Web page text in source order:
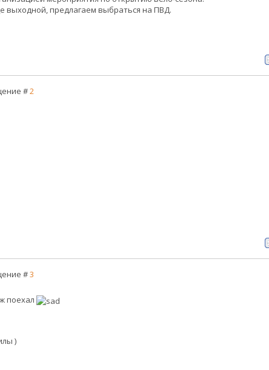
выходной, предлагаем выбраться на ПВД.
#2
#3
поехал
)